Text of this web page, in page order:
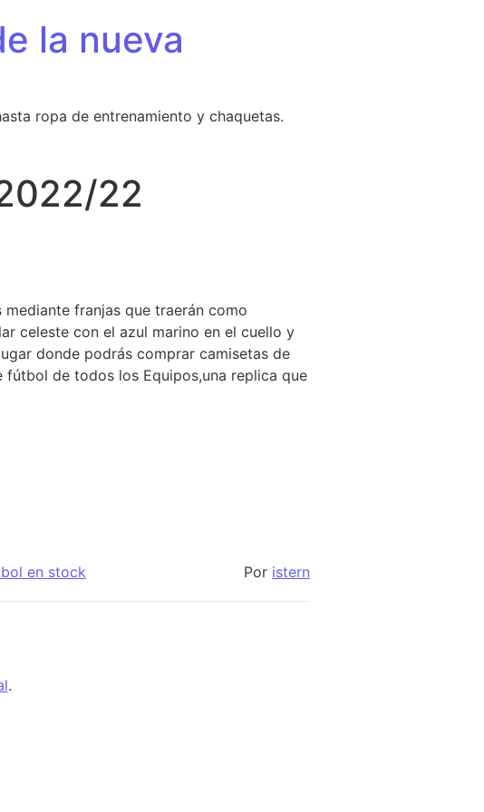
la nueva
ropa de entrenamiento y chaquetas.
22
2022/22
franjas que traerán como
celeste con el azul marino en el cuello y
donde podrás comprar camisetas de
de todos los Equipos,una replica que
en stock Por istern
.